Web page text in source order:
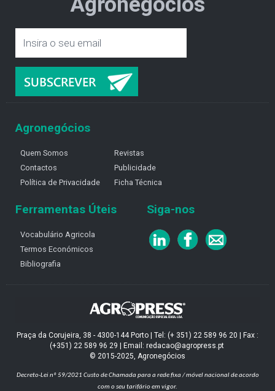
Agronegócios
Quem Somos
Contactos
Política de Privacidade
Revistas
Publicidade
Ficha Técnica
Ferramentas Úteis
Vocabulário Agricola
Termos Económicos
Bibliografia
Siga-nos
Praça da Corujeira, 38 - 4300-144 Porto | Tel: (+ 351) 22 589 96 20 | Fax :
(+351) 22 589 96 29 | Email: redacao@agropress.pt
© 2015-2025, Agronegócios
Decreto-Lei nº 59/2021 Custo de Chamada para a rede fixa / móvel nacional de acordo
com o seu tarifário em vigor.